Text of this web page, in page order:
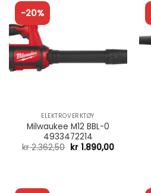
-20%
ELEKTROVERKTØY
Milwaukee M12 BBL-0
4933472214
kr2.362,50 kr1.890,00